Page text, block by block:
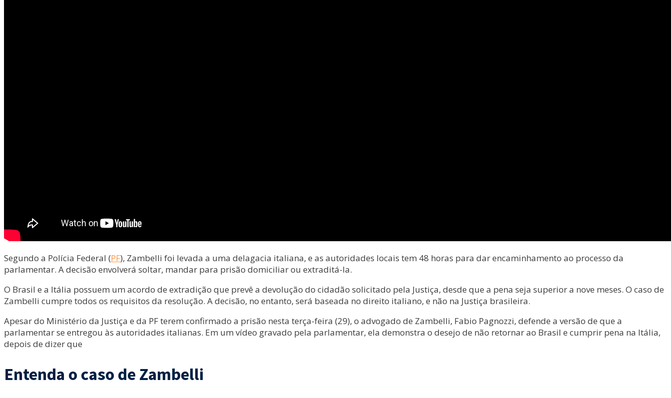
Segundo a Polícia Federal (PF), Zambelli foi levada a uma delagacia italiana, e as autoridades locais tem 48 horas para dar encaminhamento ao processo da
parlamentar. A decisão envolverá soltar, mandar para prisão domiciliar ou extraditá-la.
O Brasil e a Itália possuem um acordo de extradição que prevê a devolução do cidadão solicitado pela Justiça, desde que a pena seja superior a nove meses. O caso de
Zambelli cumpre todos os requisitos da resolução. A decisão, no entanto, será baseada no direito italiano, e não na Justiça brasileira.
Apesar do Ministério da Justiça e da PF terem confirmado a prisão nesta terça-feira (29), o advogado de Zambelli, Fabio Pagnozzi, defende a versão de que a
parlamentar se entregou às autoridades italianas. Em um vídeo gravado pela parlamentar, ela demonstra o desejo de não retornar ao Brasil e cumprir pena na Itália,
depois de dizer que
Entenda o caso de Zambelli